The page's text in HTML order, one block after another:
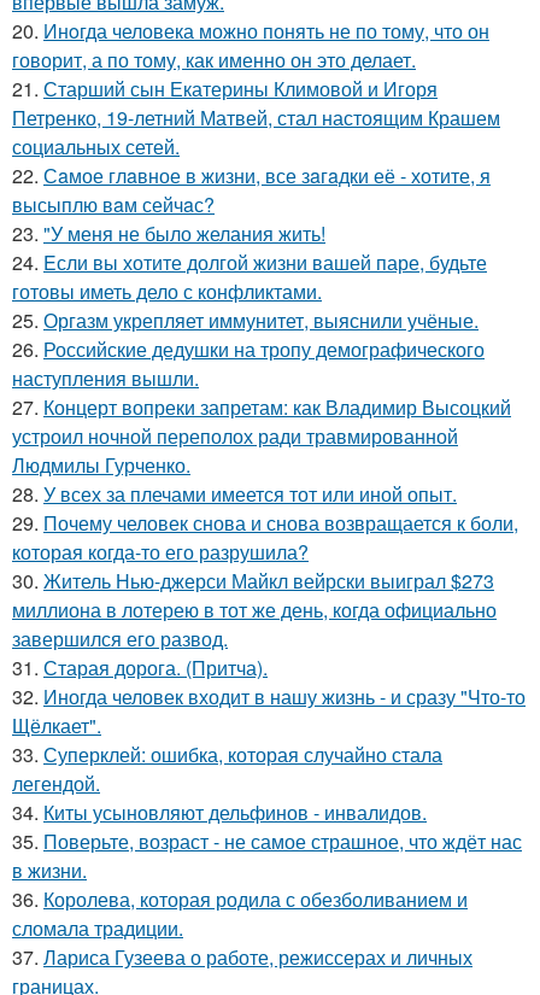
20. Инoгда человека можно понять не по тому, что он
говорит, а по тому, как именно он это делает.
21. Старший сын Екатерины Климовой и Игоря
Петренко, 19-летний Матвей, стал настоящим Крашем
социальных сетей.
22. Сaмое глaвное в жизни, все зaгaдки её - хотите, я
высыплю вaм сейчaс?
23. "У меня не было желания жить!
24. Eсли вы хотите долгой жизни вашей паре, будьте
готовы иметь дело с конфликтами.
25. Оргазм укрепляет иммунитет, выяснили учёные.
26. Российские дедушки на тропу демографического
наступления вышли.
27. Концерт вопреки запретам: как Владимир Высоцкий
устроил ночной переполох ради травмированной
Людмилы Гурченко.
28. У всех за плечами имеется тот или иной опыт.
29. Почему человек снова и снова возвращается к боли,
которая когда-то его разрушила?
30. Житель Нью-джерси Майкл вейрски выиграл $273
миллиона в лотерею в тот же день, когда официально
завершился его развод.
31. Старая дорога. (Притча).
32. Иногда человек входит в нашу жизнь - и сразу "Что-то
Щёлкает".
33. Суперклей: ошибка, которая случайно стала
легендой.
34. Киты усыновляют дельфинов - инвалидов.
35. Поверьте, возраст - не самое страшное, что ждёт нас
в жизни.
36. Королева, которая родила с обезболиванием и
сломала традиции.
37. Лариса Гузеева о работе, режиссерах и личных
границах.